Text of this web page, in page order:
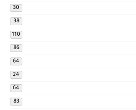
30
38
110
86
64
24
64
83